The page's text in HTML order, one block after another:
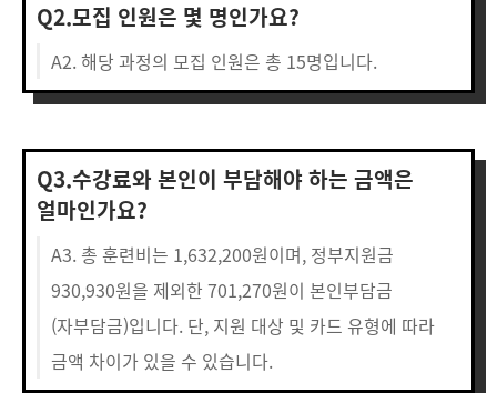
Q2.모집 인원은 몇 명인가요?
A2. 해당 과정의 모집 인원은 총 15명입니다.
Q3.수강료와 본인이 부담해야 하는 금액은
얼마인가요?
A3. 총 훈련비는 1,632,200원이며, 정부지원금
930,930원을 제외한 701,270원이 본인부담금
(자부담금)입니다. 단, 지원 대상 및 카드 유형에 따라
금액 차이가 있을 수 있습니다.